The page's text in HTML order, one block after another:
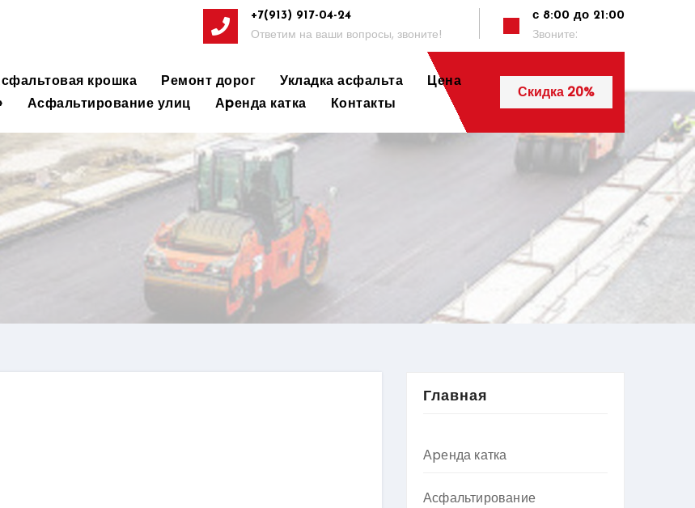
+7(913) 917-04-24
Ответим на ваши вопросы, звоните!
с 8:00 до 21:00
Звоните:
крошка Ремонт дорог Укладка асфальта
Цена
Асфальтирование улиц Аpенда катка Контакты
Скидка 20%
Главная
Аpенда катка
Асфальтирование